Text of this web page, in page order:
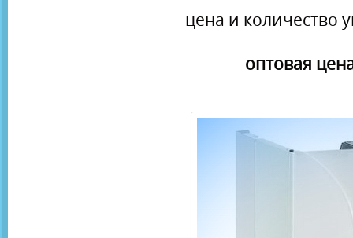
цена и количество
оптовая